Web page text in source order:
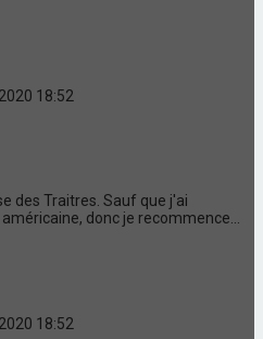
18:52
des Traitres. Sauf que j'ai
donc je recommence...
18:52